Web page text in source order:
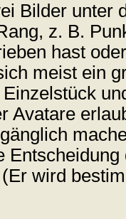
Bilder unter
z. B.
hast
meist ein
Avatare
wird